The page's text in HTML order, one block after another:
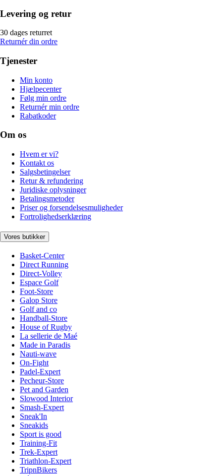
Levering og retur
30 dages returret
Returnér din ordre
Tjenester
Min konto
Hjælpecenter
Følg min ordre
Returnér min ordre
Rabatkoder
Om os
Hvem er vi?
Kontakt os
Salgsbetingelser
Retur & refundering
Juridiske oplysninger
Betalingsmetoder
Priser og forsendelsesmuligheder
Fortrolighedserklæring
Vores butikker
Basket-Center
Direct Running
Direct-Volley
Espace Golf
Foot-Store
Galop Store
Golf and co
Handball-Store
House of Rugby
La sellerie de Maé
Made in Paradis
Nauti-wave
On-Fight
Padel-Expert
Pecheur-Store
Pet and Garden
Slowood Interior
Smash-Expert
Sneak'In
Sneakids
Sport is good
Training-Fit
Trek-Expert
Triathlon-Expert
TripnBikers